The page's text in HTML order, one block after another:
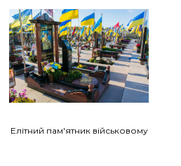
Елітний пам'ятник військовому